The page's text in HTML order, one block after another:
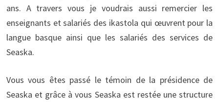
ans. A travers vous je voudrais aussi remercier les
enseignants et salariés des ikastola qui œuvrent pour la
langue basque ainsi que les salariés des services de
Seaska.
Vous vous êtes passé le témoin de la présidence de
Seaska et grâce à vous Seaska est restée une structure